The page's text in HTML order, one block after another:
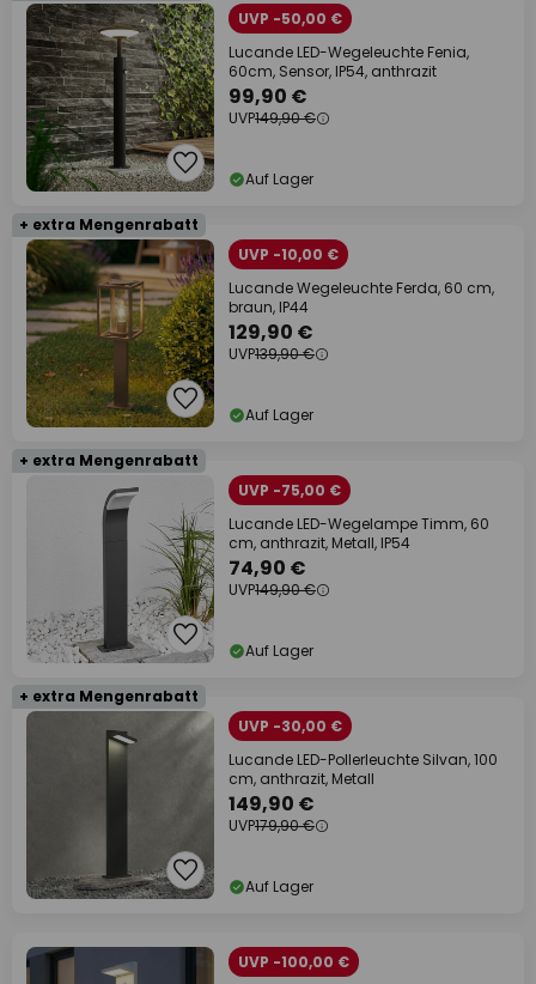
UVP -50,00 €
Lucande LED-Wegeleuchte Fenia,
60cm, Sensor, IP54, anthrazit
99,90 €
UVP149,90 €
Auf Lager
+ extra Mengenrabatt
UVP -10,00 €
Lucande Wegeleuchte Ferda, 60 cm,
braun, IP44
129,90 €
UVP139,90 €
Auf Lager
+ extra Mengenrabatt
UVP -75,00 €
Lucande LED-Wegelampe Timm, 60
cm, anthrazit, Metall, IP54
74,90 €
UVP149,90 €
Auf Lager
+ extra Mengenrabatt
UVP -30,00 €
Lucande LED-Pollerleuchte Silvan, 100
cm, anthrazit, Metall
149,90 €
UVP179,90 €
Auf Lager
UVP -100,00 €